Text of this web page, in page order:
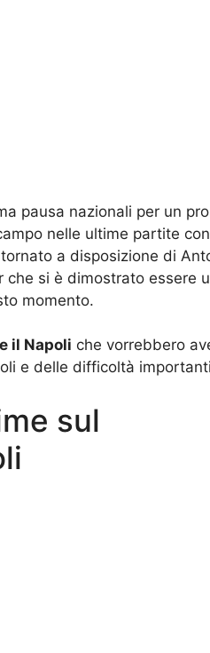
pausa nazionali per un
nelle ultime partite
a disposizione di
si è dimostrato essere
momento.
il Napoli che vorrebbero
e delle difficoltà
sul